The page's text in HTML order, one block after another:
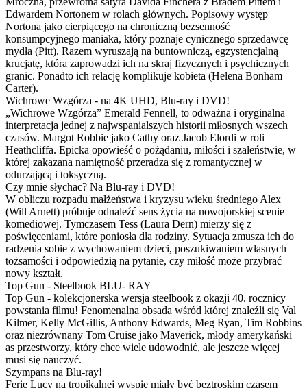
Edwardem Nortonem w rolach głównych. Popisowy występ
Nortona jako cierpiącego na chroniczną bezsenność
konsumpcyjnego maniaka, który poznaje cynicznego sprzedawcę
mydła (Pitt). Razem wyruszają na buntowniczą, egzystencjalną
krucjatę, która zaprowadzi ich na skraj fizycznych i psychicznych
granic. Ponadto ich relację komplikuje kobieta (Helena Bonham
Carter).
Wichrowe Wzgórza - na 4K UHD, Blu-ray i DVD!
„Wichrowe Wzgórza” Emerald Fennell, to odważna i oryginalna
interpretacja jednej z najwspanialszych historii miłosnych wszech
czasów. Margot Robbie jako Cathy oraz Jacob Elordi w roli
Heathcliffa. Epicka opowieść o pożądaniu, miłości i szaleństwie, w
której zakazana namiętność przeradza się z romantycznej w
odurzającą i toksyczną.
Czy mnie słychac? Na Blu-ray i DVD!
W obliczu rozpadu małżeństwa i kryzysu wieku średniego Alex
(Will Arnett) próbuje odnaleźć sens życia na nowojorskiej scenie
komediowej. Tymczasem Tess (Laura Dern) mierzy się z
poświęceniami, które poniosła dla rodziny. Sytuacja zmusza ich do
radzenia sobie z wychowaniem dzieci, poszukiwaniem własnych
tożsamości i odpowiedzią na pytanie, czy miłość może przybrać
nowy kształt.
Top Gun - Steelbook BLU- RAY
Top Gun - kolekcjonerska wersja steelbook z okazji 40. rocznicy
powstania filmu! Fenomenalna obsada wśród której znaleźli się Val
Kilmer, Kelly McGillis, Anthony Edwards, Meg Ryan, Tim Robbins
oraz niezrównany Tom Cruise jako Maverick, młody amerykański
as przestworzy, który chce wiele udowodnić, ale jeszcze więcej
musi się nauczyć.
Szympans na Blu-ray!
Ferie Lucy na tropikalnej wyspie miały być beztroskim czasem